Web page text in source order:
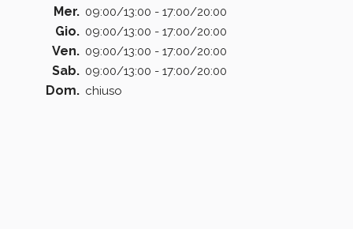
Mer. 09:00/13:00 - 17:00/20:00
Gio. 09:00/13:00 - 17:00/20:00
Ven. 09:00/13:00 - 17:00/20:00
Sab. 09:00/13:00 - 17:00/20:00
Dom. chiuso